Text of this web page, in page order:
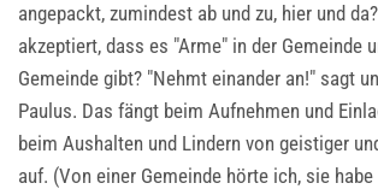
angepackt, zumindest ab und zu, hier und
akzeptiert, dass es "Arme" in der Gemeinde
Gemeinde gibt? "Nehmt einander an!" sagt
Paulus. Das fängt beim Aufnehmen und
beim Aushalten und Lindern von geistiger
auf. (Von einer Gemeinde hörte ich, sie